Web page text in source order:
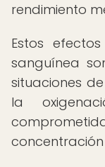
rendimiento
Estos
sanguínea
situaciones
la